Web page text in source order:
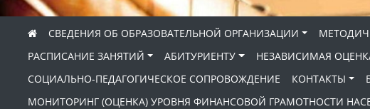
СВЕДЕНИЯ ОБ ОБРАЗОВАТЕЛЬНОЙ ОРГАНИЗАЦИИ
РАСПИСАНИЕ ЗАНЯТИЙ
АБИТУРИЕНТУ НЕЗАВИСИМАЯ
СОЦИАЛЬНО-ПЕДАГОГИЧЕСКОЕ СОПРОВОЖДЕНИЕ
КОНТАКТЫ
МОНИТОРИНГ (ОЦЕНКА) УРОВНЯ ФИНАНСОВОЙ ГРАМОТНОСТИ